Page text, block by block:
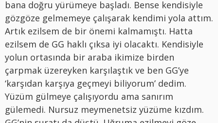
bana doğru yürümeye başladı. Bense kendisiyle
gözgöze gelmemeye çalışarak kendimi yola attım.
Artık ezilsem de bir önemi kalmamıştı. Hatta
ezilsem de GG haklı çıksa iyi olacaktı. Kendisiyle
yolun ortasında bir araba ikimize birden
çarpmak üzereyken karşılaştık ve ben GG’ye
‘karşıdan karşıya geçmeyi biliyorum’ dedim.
Yüzüm gülmeye çalışıyordu ama sanırım
gülemedi. Nursuz meymenetsiz yüzüme kızdım.